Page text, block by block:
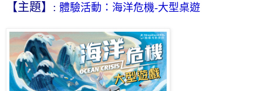
【主題】: 體驗活動：海洋危機-大型桌遊